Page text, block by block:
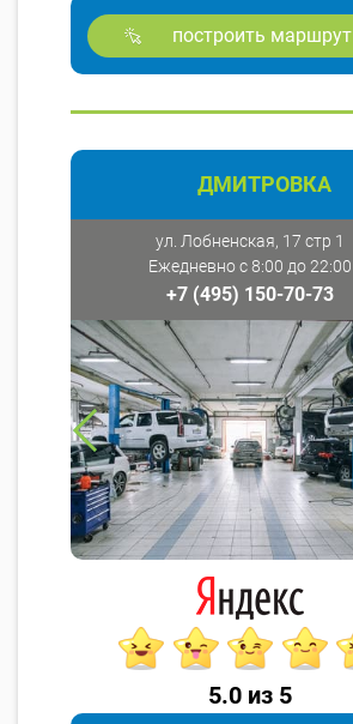
построить маршрут
ДМИТРОВКА
ул. Лобненская, 17 стр 1
Ежедневно с 8:00 до 22:00
+7 (495) 150-70-73
5.0 из 5